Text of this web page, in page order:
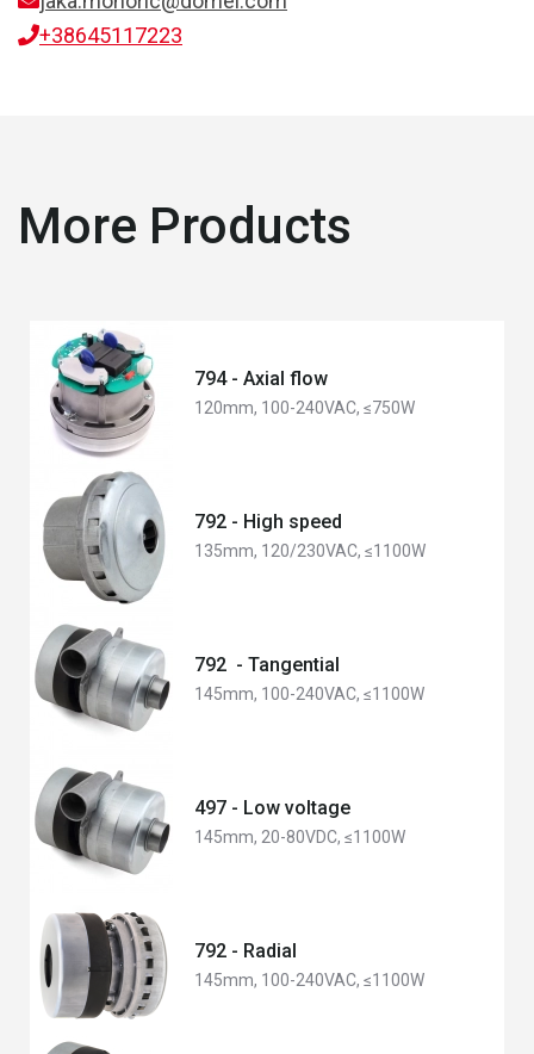
+38645117223
More Products
794 - Axial flow
120mm, 100-240VAC, ≤750W
792 - High speed
135mm, 120/230VAC, ≤1100W
792 - Tangential
145mm, 100-240VAC, ≤1100W
497 - Low voltage
145mm, 20-80VDC, ≤1100W
792 - Radial
145mm, 100-240VAC, ≤1100W